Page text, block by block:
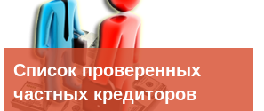
Список проверенных
частных кредиторов